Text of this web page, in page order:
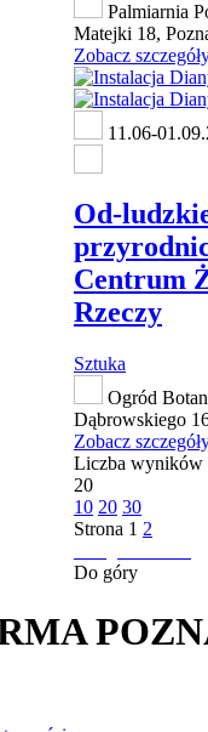
Palmiarnia
Matejki 18,
Zobacz
11.06-
Od-
Centrum
Rzeczy
Sztuka
Ogród
Dąbrowskiego
Zobacz
Liczba wyników
20
10 20 30
Strona 1 2
Do góry